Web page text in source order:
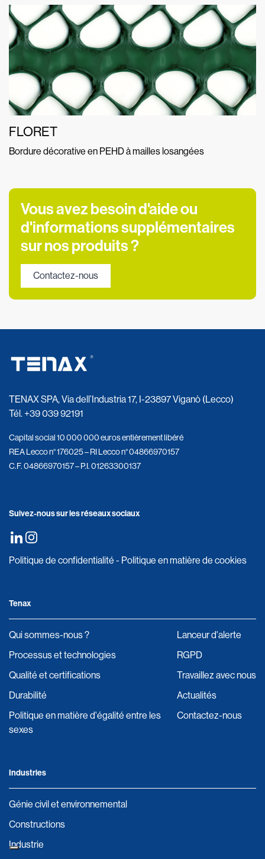
FLORET
Bordure décorative en PEHD à mailles losangées
Vous avez besoin d'aide ou
d'informations supplémentaires
sur nos produits ?
Contactez-nous
TENAX SPA, Via dell’Industria 17, I-23897 Viganò (Lecco)
Tél.+39 039 92191
Capital social 10 000 000 euros entièrement libéré
REA Lecco n° 176025 – RI Lecco n° 04866970157
C.F. 04866970157 – P.I. 01263300137
Suivez-nous sur les réseaux sociaux
Politique de confidentialité - Politique en matière de cookies
Tenax
Qui sommes-nous ?
Processus et technologies
Qualité et certifications
Durabilité
Politique en matière d'égalité entre les
sexes
Lanceur d'alerte
RGPD
Travaillez avec nous
Actualités
Contactez-nous
Industries
Génie civil et environnemental
Constructions
Industrie